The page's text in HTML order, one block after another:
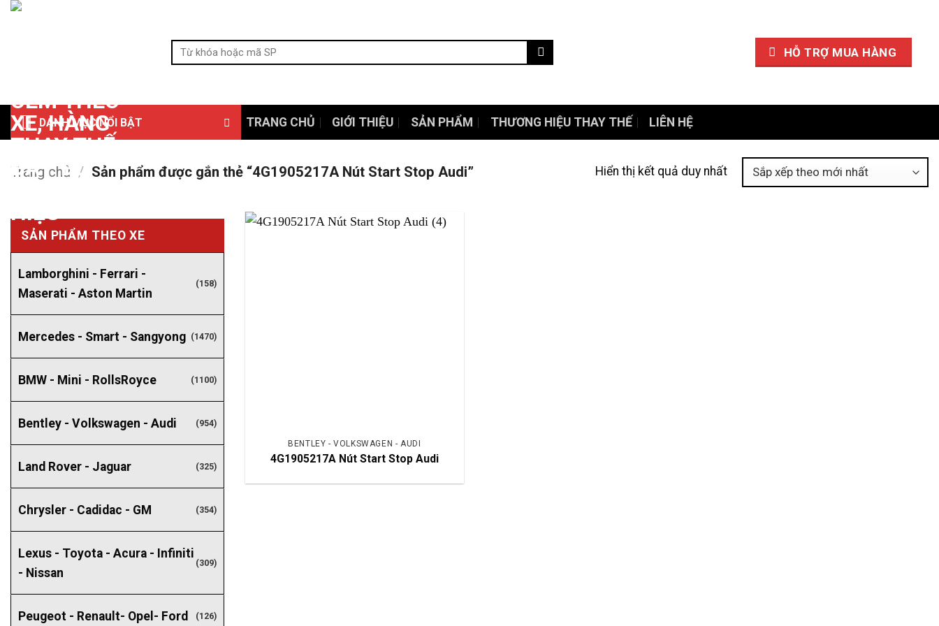
Bỏ
Tìm
HỖ TRỢ MUA HÀNG
DANH MỤC NỔI BẬT TRANG CHỦ GIỚI THIỆU SẢN PHẨM THƯƠNG HIỆU THAY THẾ LIÊN HỆ
Trang chủ / Sản phẩm được gắn thẻ “4G1905217A Nút Start Stop Audi” Hiển thị kết quả duy nhất
SẢN PHẨM THEO XE
Lamborghini - Ferrari -
Maserati - Aston Martin
(158)
Mercedes - Smart - Sangyong (1470)
BMW - Mini - RollsRoyce (1100)
Bentley - Volkswagen - Audi (954)
Land Rover - Jaguar (325)
Chrysler - Cadidac - GM (354)
Lexus - Toyota - Acura - Infiniti
- Nissan
(309)
Peugeot - Renault- Opel- Ford (126)
BENTLEY - VOLKSWAGEN - AUDI
4G1905217A Nút Start Stop Audi